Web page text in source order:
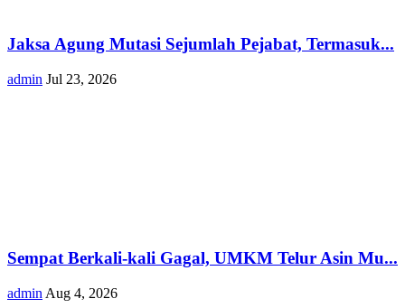
Jaksa Agung Mutasi Sejumlah Pejabat, Termasuk...
admin Jul 23, 2026
Sempat Berkali-kali Gagal, UMKM Telur Asin Mu...
admin Aug 4, 2026